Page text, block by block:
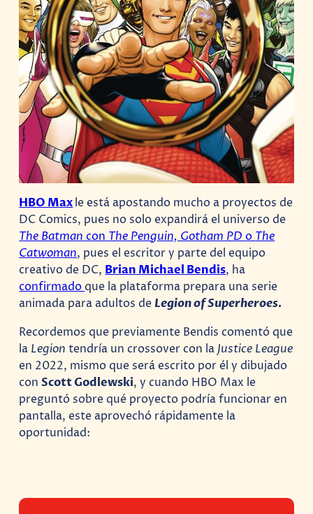
HBO Maxle está apostando mucho a proyectos de
DC Comics, pues no solo expandirá el universo de
The Batmancon The Penguin, Gotham PDo The
Catwoman, pues el escritor y parte del equipo
creativo de DC, Brian Michael Bendis, ha
confirmadoque la plataforma prepara una serie
animada para adultos de Legion of Superheroes.
Recordemos que previamente Bendis comentó que
la Legiontendría un crossover con la Justice League
en 2022, mismo que será escrito por él y dibujado
conScott Godlewski, y cuando HBO Max le
preguntó sobre qué proyecto podría funcionar en
pantalla, este aprovechó rápidamente la
oportunidad: